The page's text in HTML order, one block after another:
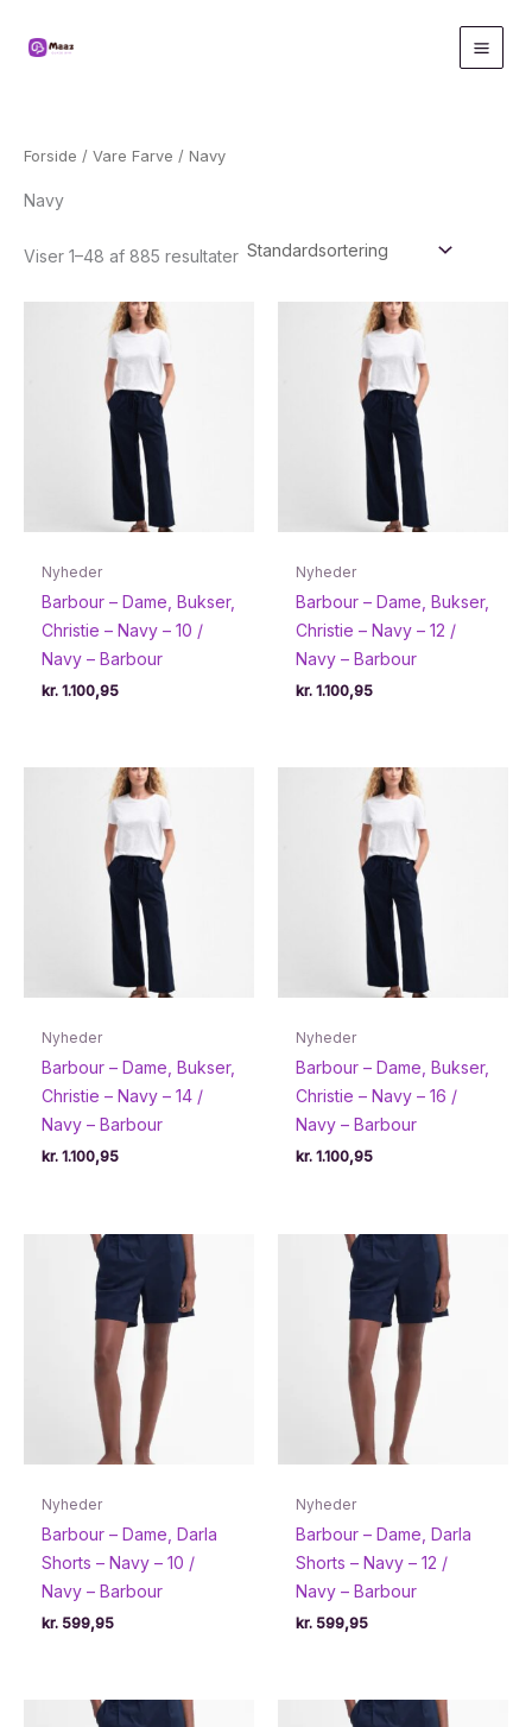
Forside / Vare Farve / Navy
Navy
Viser 1–48 af 885 resultater
Nyheder
Barbour – Dame, Bukser,
Christie – Navy – 10 /
Navy – Barbour
kr. 1.100,95
Nyheder
Barbour – Dame, Bukser,
Christie – Navy – 12 /
Navy – Barbour
kr. 1.100,95
Nyheder
Barbour – Dame, Bukser,
Christie – Navy – 14 /
Navy – Barbour
kr. 1.100,95
Nyheder
Barbour – Dame, Bukser,
Christie – Navy – 16 /
Navy – Barbour
kr. 1.100,95
Nyheder
Barbour – Dame, Darla
Shorts – Navy – 10 /
Navy – Barbour
kr. 599,95
Nyheder
Barbour – Dame, Darla
Shorts – Navy – 12 /
Navy – Barbour
kr. 599,95